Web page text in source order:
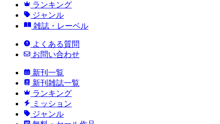
ランキング
ジャンル
雑誌・レーベル
よくある質問
お問い合わせ
新刊一覧
新刊雑誌一覧
ランキング
ミッション
ジャンル